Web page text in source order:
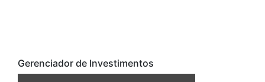
Gerenciador de Investimentos